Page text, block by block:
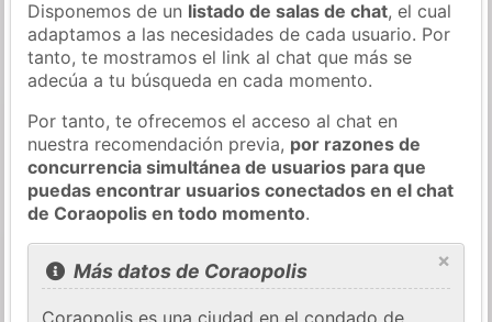
Disponemos de un listado de salas de chat, el cual
adaptamos a las necesidades de cada usuario. Por
tanto, te mostramos el link al chat que más se
adecúa a tu búsqueda en cada momento.
Por tanto, te ofrecemos el acceso al chat en
nuestra recomendación previa, por razones de
concurrencia simultánea de usuarios para que
puedas encontrar usuarios conectados en el chat
de Coraopolis en todo momento.
×
Más datos de Coraopolis